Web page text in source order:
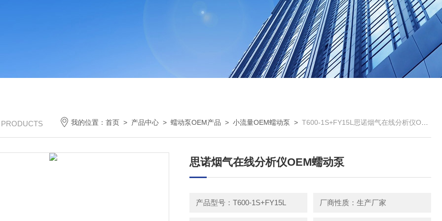
我的位置：首页 > 产品中心 >蠕动泵OEM产品 >小流量OEM蠕动泵 >T600-1S+FY15L思诺烟气在线分析仪OEM蠕动泵
思诺烟气在线分析仪OEM蠕动泵
产品型号：T600-1S+FY15L 厂商性质：生产厂家